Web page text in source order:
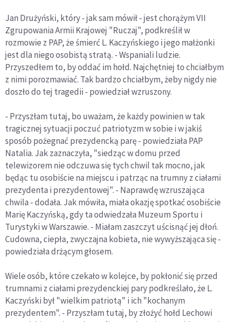
Jan Drużyński, który - jak sam mówił - jest chorążym VII
Zgrupowania Armii Krajowej "Ruczaj", podkreślił w
rozmowie z PAP, że śmierć L. Kaczyńskiego i jego małżonki
jest dla niego osobistą stratą. - Wspaniali ludzie.
Przyszedłem to, by oddać im hołd. Najchętniej to chciałbym
z nimi porozmawiać. Tak bardzo chciałbym, żeby nigdy nie
doszło do tej tragedii - powiedział wzruszony.
- Przyszłam tutaj, bo uważam, że każdy powinien w tak
tragicznej sytuacji poczuć patriotyzm w sobie i w jakiś
sposób pożegnać prezydencką parę - powiedziała PAP
Natalia. Jak zaznaczyła, "siedząc w domu przed
telewizorem nie odczuwa się tych chwil tak mocno, jak
będąc tu osobiście na miejscu i patrząc na trumny z ciałami
prezydenta i prezydentowej". - Naprawdę wzruszająca
chwila - dodała. Jak mówiła, miała okazję spotkać osobiście
Marię Kaczyńską, gdy ta odwiedzała Muzeum Sportu i
Turystyki w Warszawie. - Miałam zaszczyt uścisnąć jej dłoń.
Cudowna, ciepła, zwyczajna kobieta, nie wywyższająca się -
powiedziała drżącym głosem.
Wiele osób, które czekało w kolejce, by pokłonić się przed
trumnami z ciałami prezydenckiej pary podkreślało, że L.
Kaczyński był "wielkim patriotą" i ich "kochanym
prezydentem". - Przyszłam tutaj, by złożyć hołd Lechowi